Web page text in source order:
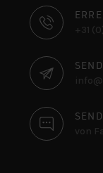
+31
von